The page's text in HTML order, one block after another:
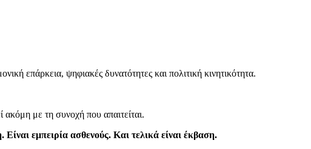
επάρκεια, ψηφιακές δυνατότητες και πολιτική κινητικότητα.
με τη συνοχή που απαιτείται.
εμπειρία ασθενούς. Και τελικά είναι έκβαση.